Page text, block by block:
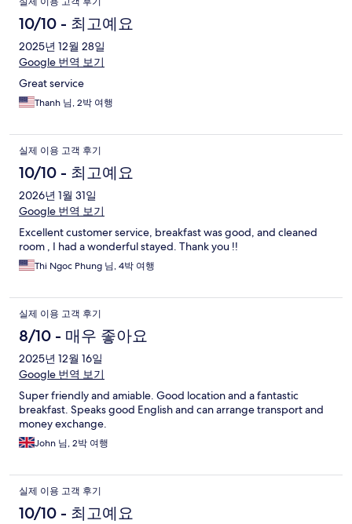
10/10 - 최고예요
2025년 12월 28일
Google 번역 보기
Great service
Thanh 님, 2박 여행
실제 이용 고객 후기
10/10 - 최고예요
2026년 1월 31일
Google 번역 보기
Excellent customer service, breakfast was good, and cleaned
room , I had a wonderful stayed. Thank you !!
Thi Ngoc Phung 님, 4박 여행
실제 이용 고객 후기
8/10 - 매우 좋아요
2025년 12월 16일
Google 번역 보기
Super friendly and amiable. Good location and a fantastic
breakfast. Speaks good English and can arrange transport and
money exchange.
John 님, 2박 여행
실제 이용 고객 후기
10/10 - 최고예요